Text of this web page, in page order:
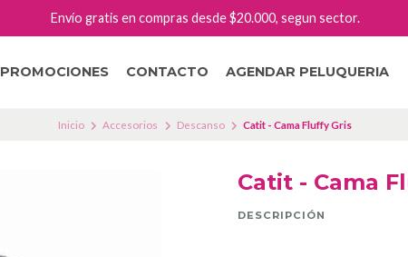
PROMOCIONES CONTACTO AGENDAR PELUQUERIA
Envío gratis en compras desde $20.000, segun sector.
Inicio Accesorios Descanso Catit - Cama Fluffy Gris
Catit - Cama
DESCRIPCIÓN